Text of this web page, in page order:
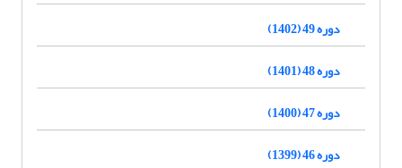
دوره 49 (1402)
دوره 48 (1401)
دوره 47 (1400)
دوره 46 (1399)